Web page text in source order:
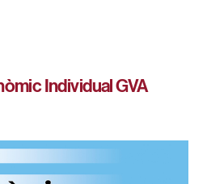
Individual GVA